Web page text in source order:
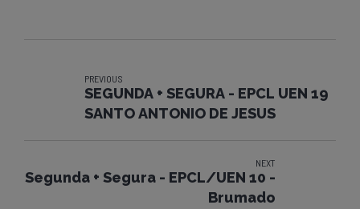
PREVIOUS
SEGUNDA + SEGURA - EPCL UEN 19
SANTO ANTONIO DE JESUS
NEXT
Segunda + Segura - EPCL/UEN 10 -
Brumado